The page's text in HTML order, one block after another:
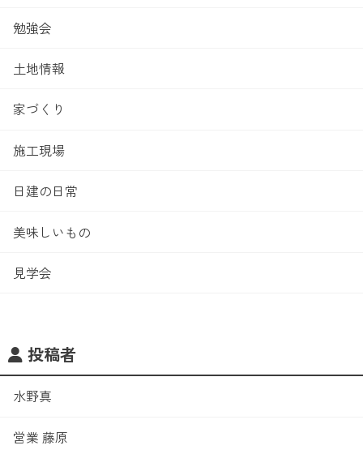
勉強会
土地情報
家づくり
施工現場
日建の日常
美味しいもの
見学会
投稿者
水野真
営業 藤原